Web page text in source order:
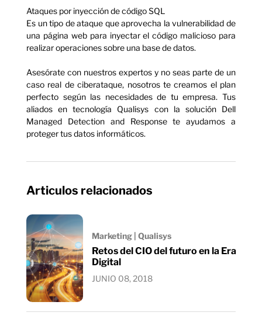
Ataques por inyección de código SQL
Es un tipo de ataque que aprovecha la vulnerabilidad de
una página web para inyectar el código malicioso para
realizar operaciones sobre una base de datos.
Asesórate con nuestros expertos y no seas parte de un
caso real de ciberataque, nosotros te creamos el plan
perfecto según las necesidades de tu empresa. Tus
aliados en tecnología Qualisys con la solución Dell
Managed Detection and Response te ayudamos a
proteger tus datos informáticos.
Articulos relacionados
Marketing | Qualisys
Retos del CIO del futuro en la Era
Digital
JUNIO 08, 2018